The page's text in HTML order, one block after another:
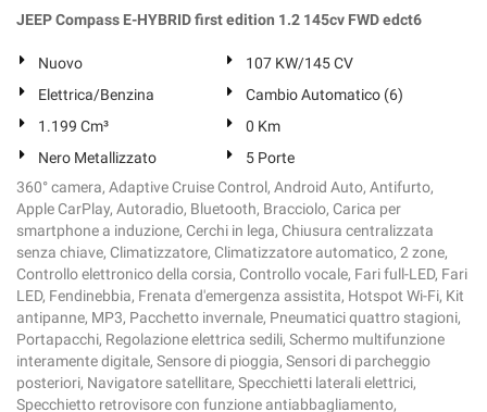
JEEP Compass E-HYBRID first edition 1.2 145cv FWD edct6
Nuovo
107 KW/145 CV
Elettrica/Benzina
Cambio Automatico (6)
1.199 Cm³
0 Km
Nero Metallizzato
5 Porte
360° camera, Adaptive Cruise Control, Android Auto, Antifurto,
Apple CarPlay, Autoradio, Bluetooth, Bracciolo, Carica per
smartphone a induzione, Cerchi in lega, Chiusura centralizzata
senza chiave, Climatizzatore, Climatizzatore automatico, 2 zone,
Controllo elettronico della corsia, Controllo vocale, Fari full-LED, Fari
LED, Fendinebbia, Frenata d'emergenza assistita, Hotspot Wi-Fi, Kit
antipanne, MP3, Pacchetto invernale, Pneumatici quattro stagioni,
Portapacchi, Regolazione elettrica sedili, Schermo multifunzione
interamente digitale, Sensore di pioggia, Sensori di parcheggio
posteriori, Navigatore satellitare, Specchietti laterali elettrici,
Specchietto retrovisore con funzione antiabbagliamento,